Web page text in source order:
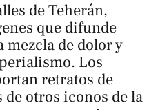
de Teherán,
que difunde
mezcla de dolor y
Los
retratos de
otros iconos de la